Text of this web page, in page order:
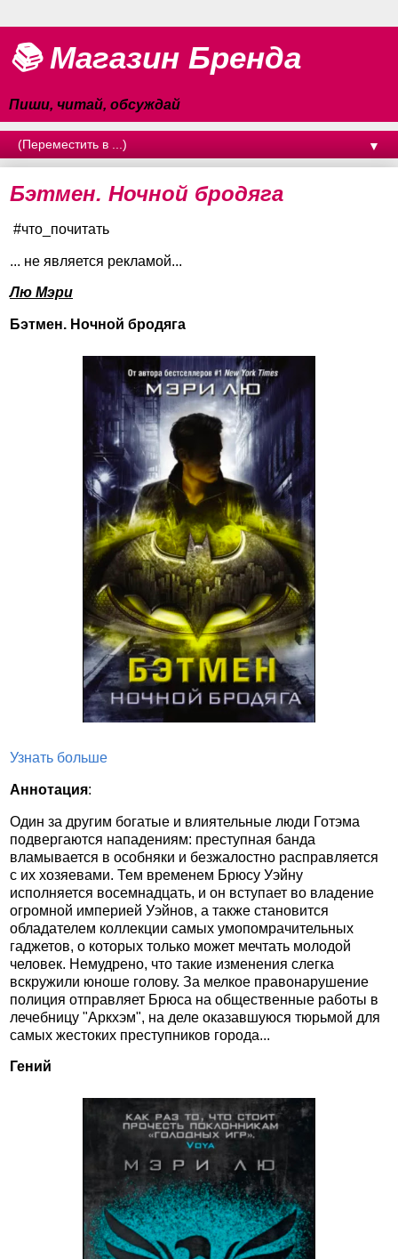
📚 Магазин Бренда
Пиши, читай, обсуждай
▼
Бэтмен. Ночной бродяга
#что_почитать
... не является рекламой...
Лю Мэри
Бэтмен. Ночной бродяга
Узнать больше
Аннотация:
Один за другим богатые и влиятельные люди Готэма
подвергаются нападениям: преступная банда
вламывается в особняки и безжалостно расправляется
с их хозяевами. Тем временем Брюсу Уэйну
исполняется восемнадцать, и он вступает во владение
огромной империей Уэйнов, а также становится
обладателем коллекции самых умопомрачительных
гаджетов, о которых только может мечтать молодой
человек. Немудрено, что такие изменения слегка
вскружили юноше голову. За мелкое правонарушение
полиция отправляет Брюса на общественные работы в
лечебницу "Аркхэм", на деле оказавшуюся тюрьмой для
самых жестоких преступников города...
Гений